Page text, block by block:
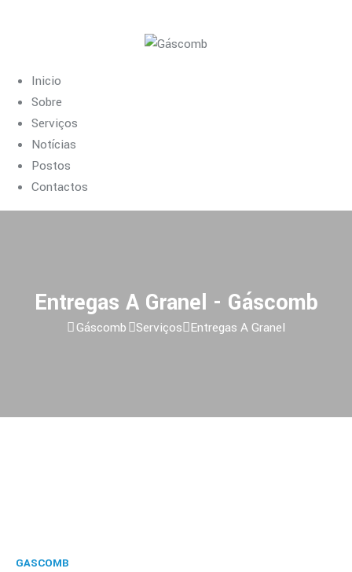
Inicio
Sobre
Serviços
Notícias
Postos
Contactos
Entregas A Granel - Gáscomb
Gáscomb Serviços Entregas A Granel
GASCOMB